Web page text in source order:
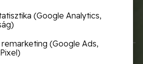
KOSÁRBA
irtó csalétek
(Google Analytics,
(Google Ads,